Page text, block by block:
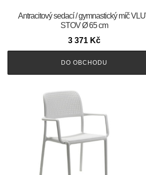
Antracitový sedací / gymnastický míč
STOV Ø 65 cm
3 371 Kč
DO OBCHODU